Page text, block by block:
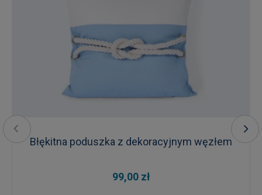
Błękitna poduszka z dekoracyjnym węzłem
99,00 zł